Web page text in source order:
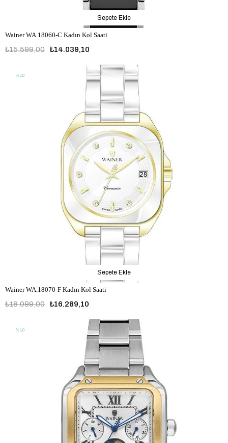
Wainer WA.18060-C Kadın Kol Saati
₺14.039,10
₺15.599,00
Sepete Ekle
Wainer WA.18070-F Kadın Kol Saati
₺16.289,10
₺18.099,00
Sepete Ekle
%10
%10